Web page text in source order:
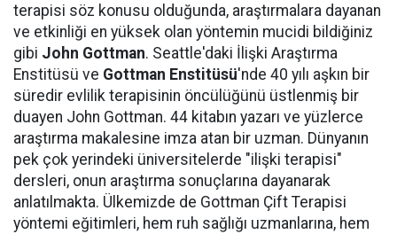
terapisi söz konusu olduğunda, araştırmalara dayanan
ve etkinliği en yüksek olan yöntemin mucidi bildiğiniz
gibi John Gottman. Seattle'daki İlişki Araştırma
Enstitüsü ve Gottman Enstitüsü'nde 40 yılı aşkın bir
süredir evlilik terapisinin öncülüğünü üstlenmiş bir
duayen John Gottman. 44 kitabın yazarı ve yüzlerce
araştırma makalesine imza atan bir uzman. Dünyanın
pek çok yerindeki üniversitelerde "ilişki terapisi"
dersleri, onun araştırma sonuçlarına dayanarak
anlatılmakta. Ülkemizde de Gottman Çift Terapisi
yöntemi eğitimleri, hem ruh sağlığı uzmanlarına, hem